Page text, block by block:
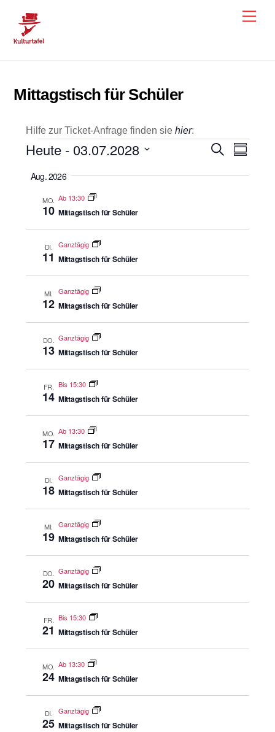
content
Mittagstisch für Schüler
Hilfe zur Ticket-Anfrage finden sie hier:
Veranstaltungen
S
Z
s
n
s
Heute - 03.07.2028
m
s
h
Aug. 2026
MO.
10
Ab 13:30
Mittagstisch für Schüler
DI.
11
Ganztägig
Mittagstisch für Schüler
MI.
12
Ganztägig
Mittagstisch für Schüler
DO.
13
Ganztägig
Mittagstisch für Schüler
FR.
14
Bis 15:30
Mittagstisch für Schüler
MO.
17
Ab 13:30
Mittagstisch für Schüler
DI.
18
Ganztägig
Mittagstisch für Schüler
MI.
19
Ganztägig
Mittagstisch für Schüler
DO.
20
Ganztägig
Mittagstisch für Schüler
FR.
21
Bis 15:30
Mittagstisch für Schüler
MO.
24
Ab 13:30
Mittagstisch für Schüler
DI.
25
Ganztägig
Mittagstisch für Schüler